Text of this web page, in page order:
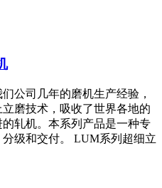
公司几年的磨机生产经验，
磨技术，吸收了世界各地的
轧机。本系列产品是一种专
级和交付。 LUM系列超细立